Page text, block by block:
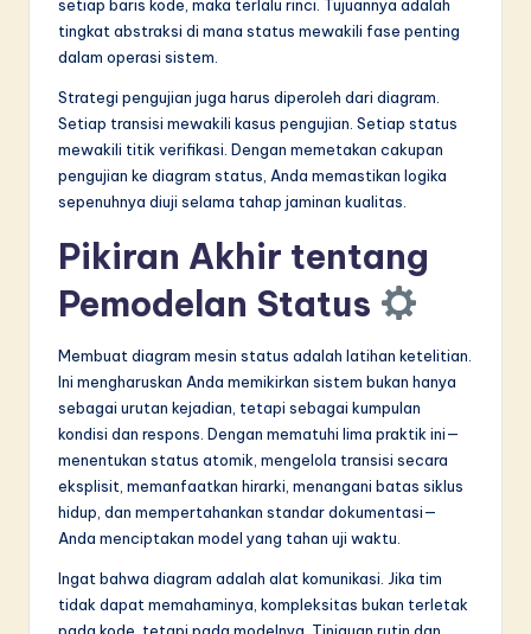
setiap baris kode, maka terlalu rinci. Tujuannya adalah
tingkat abstraksi di mana status mewakili fase penting
dalam operasi sistem.
Strategi pengujian juga harus diperoleh dari diagram.
Setiap transisi mewakili kasus pengujian. Setiap status
mewakili titik verifikasi. Dengan memetakan cakupan
pengujian ke diagram status, Anda memastikan logika
sepenuhnya diuji selama tahap jaminan kualitas.
Pikiran Akhir tentang
Pemodelan Status
Membuat diagram mesin status adalah latihan ketelitian.
Ini mengharuskan Anda memikirkan sistem bukan hanya
sebagai urutan kejadian, tetapi sebagai kumpulan
kondisi dan respons. Dengan mematuhi lima praktik ini—
menentukan status atomik, mengelola transisi secara
eksplisit, memanfaatkan hirarki, menangani batas siklus
hidup, dan mempertahankan standar dokumentasi—
Anda menciptakan model yang tahan uji waktu.
Ingat bahwa diagram adalah alat komunikasi. Jika tim
tidak dapat memahaminya, kompleksitas bukan terletak